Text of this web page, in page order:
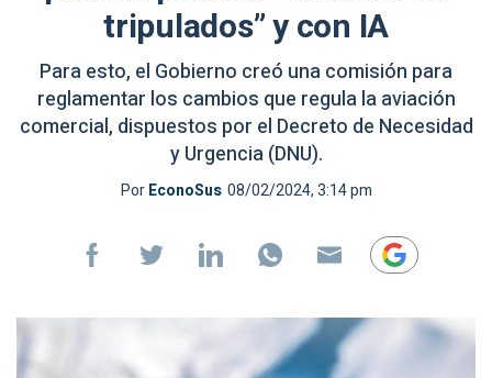
tripulados” y con IA
Para esto, el Gobierno creó una comisión para
reglamentar los cambios que regula la aviación
comercial, dispuestos por el Decreto de Necesidad
y Urgencia (DNU).
PorEconoSus 08/02/2024, 3:14 pm